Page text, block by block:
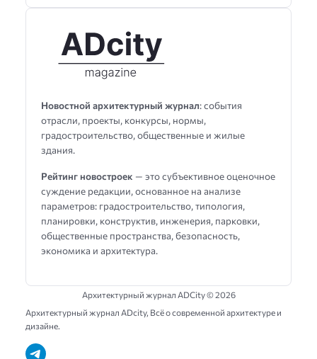
Новостной архитектурный журнал: события
отрасли, проекты, конкурсы, нормы,
градостроительство, общественные и жилые
здания.
Рейтинг новостроек — это субъективное оценочное
суждение редакции, основанное на анализе
параметров: градостроительство, типология,
планировки, конструктив, инженерия, парковки,
общественные пространства, безопасность,
экономика и архитектура.
Архитектурный журнал ADCity ©2026
Архитектурный журнал ADсity, Всё о современной архитектуре и
дизайне.